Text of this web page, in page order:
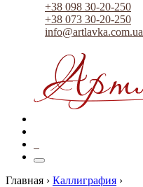
+38 098 30-20-250
+38 073 30-20-250
info@artlavka.com.ua
Главная › Каллиграфия ›